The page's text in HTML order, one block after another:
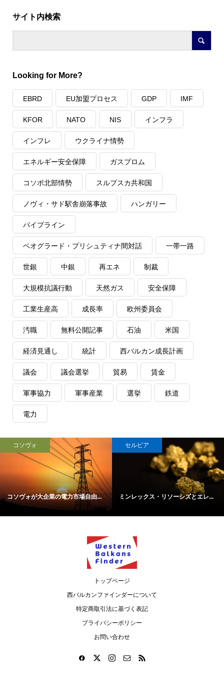
サイト内検索
Looking for More?
EBRD EU加盟プロセス GDP IMF
KFOR NATO NIS インフラ
インフレ ウクライナ情勢
エネルギー安全保障 ガスプロム
コソボ北部情勢 スルプスカ共和国
ノヴィ・サド駅舎崩落事故 ハンガリー
パイプライン
ベオグラード・プリシュティナ間対話 一帯一路
世銀 中銀 再エネ 制裁
大規模抗議行動 天然ガス 安全保障
工業生産高 成長率 欧州委員会
汚職 無料公開記事 石油 米国
経済見通し 統計 西バルカン成長計画
議会 議会選挙 貿易 賃金
軍事協力 軍事産業 選挙 鉄道
電力
コソヴォ
コソヴォが大企業の電力市場自由...
セルビア
ミンレックス・リソーシズとエレ...
トップページ
西バルカンファインダーについて
特定商取引法に基づく表記
プライバシーポリシー
お問い合わせ